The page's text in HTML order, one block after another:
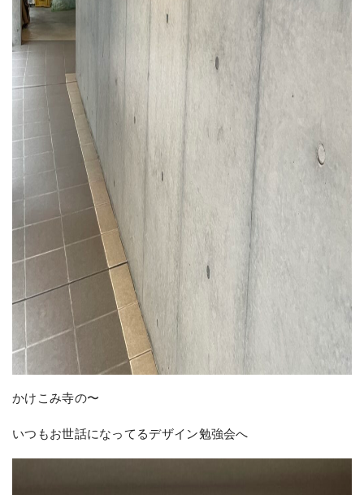
かけこみ寺の〜
いつもお世話になってるデザイン勉強会へ